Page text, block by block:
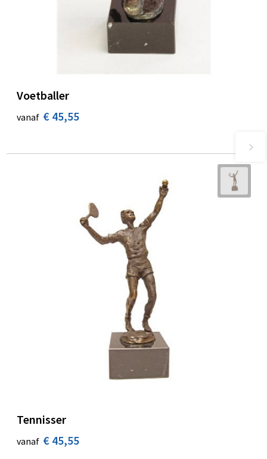
Voetballer
vanaf € 45,55
Tennisser
vanaf € 45,55